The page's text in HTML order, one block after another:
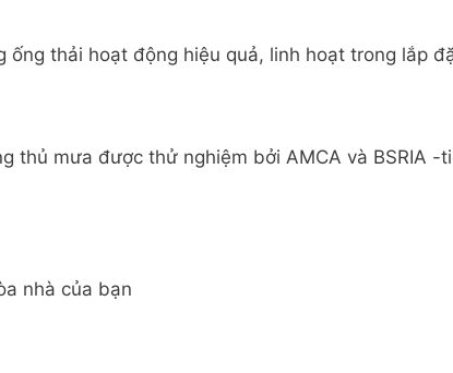
thải hoạt động hiệu quả, linh hoạt trong lắp
thủ mưa được thử nghiệm bởi AMCA và BSRIA -
nhà của bạn